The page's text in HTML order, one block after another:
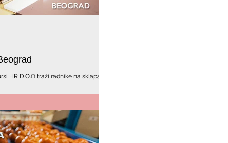
HR D.O.O traži radnike na sklapanju